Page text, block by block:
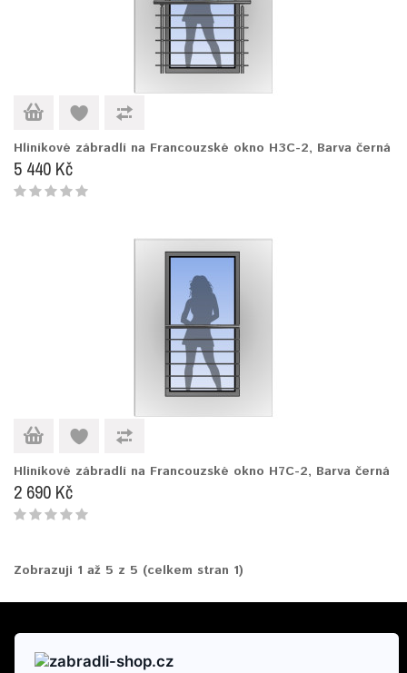
Hliníkové zábradlí na Francouzské okno H3C-2, Barva černá
5 440 Kč
Hliníkové zábradlí na Francouzské okno H7C-2, Barva černá
2 690 Kč
Zobrazuji 1 až 5 z 5 (celkem stran 1)